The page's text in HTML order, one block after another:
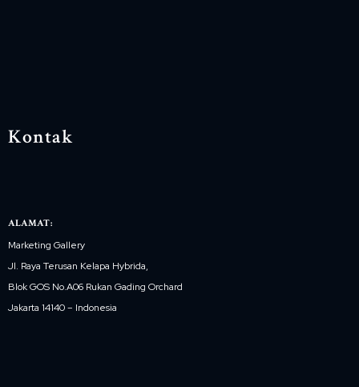
Kontak
ALAMAT:
Marketing Gallery
Jl. Raya Terusan Kelapa Hybrida,
Blok GOS No.A06 Rukan Gading Orchard
Jakarta 14140 – Indonesia